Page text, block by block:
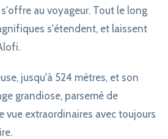
au voyageur. Tout le long
s'étendent, et laissent
jusqu'à 524 mètres, et son
grandiose, parsemé de
vue extraordinaires avec toujours